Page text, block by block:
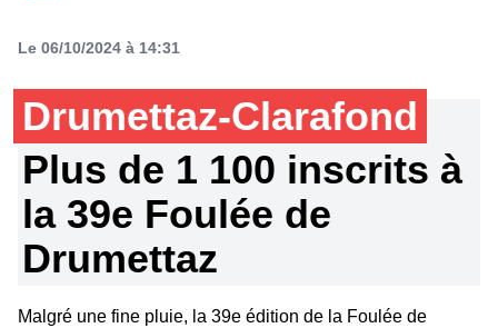
Le 06/10/2024 à 14:31
Drumettaz-Clarafond
Plus de 1 100 inscrits à
la 39e Foulée de
Drumettaz
Malgré une fine pluie, la 39e édition de la Foulée de